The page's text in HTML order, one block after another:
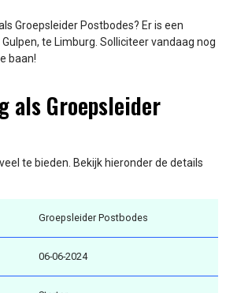
Groepsleider Postbodes? Er is een
te Limburg. Solliciteer vandaag nog
baan!
als Groepsleider
te bieden. Bekijk hieronder de details
Groepsleider Postbodes
06-06-2024